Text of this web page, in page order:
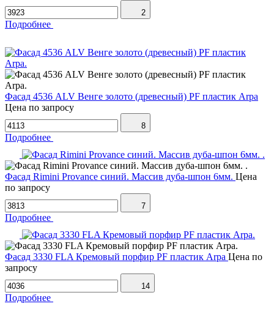
2
Подробнее
Фасад 4536 ALV Венге золото (древесный) PF пластик Arpa
Цена по запросу
8
Подробнее
Фасад Rimini Provance синий. Массив дуба-шпон 6мм. Цена
по запросу
7
Подробнее
Фасад 3330 FLA Кремовый порфир PF пластик Arpa Цена по
запросу
14
Подробнее